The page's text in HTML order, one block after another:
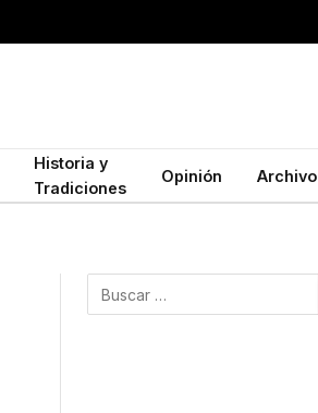
Historia y
Tradiciones
Opinión Archivo